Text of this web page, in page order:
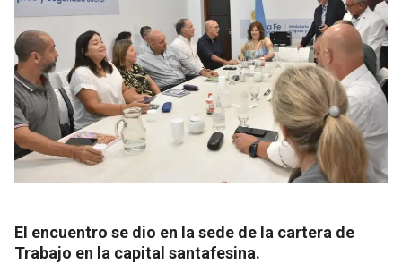
El encuentro se dio en la sede de la cartera de
Trabajo en la capital santafesina.